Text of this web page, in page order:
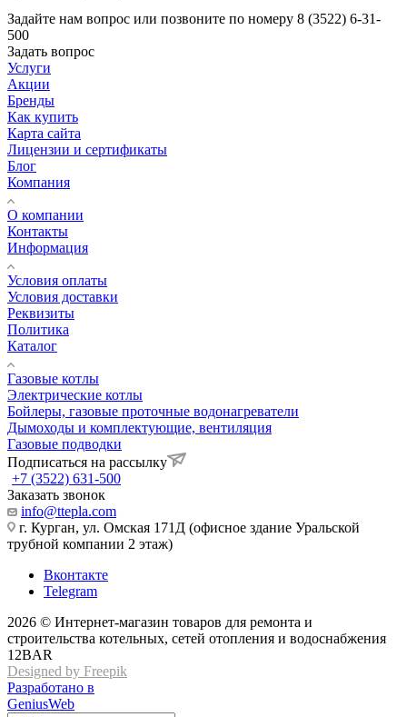
Задайте нам вопрос или позвоните по номеру 8 (3522) 6-31-
500
Задать вопрос
Услуги
Акции
Бренды
Как купить
Карта сайта
Лицензии и сертификаты
Блог
Компания
О компании
Контакты
Информация
Условия оплаты
Условия доставки
Реквизиты
Политика
Каталог
Газовые котлы
Электрические котлы
Бойлеры, газовые проточные водонагреватели
Дымоходы и комплектующие, вентиляция
Газовые подводки
Подписаться на рассылку
+7 (3522) 631-500
Заказать звонок
info@ttepla.com
г. Курган, ул. Омская 171Д (офисное здание Уральской
трубной компании 2 этаж)
Вконтакте
Telegram
2026 © Интернет-магазин товаров для ремонта и
строительства котельных, сетей отопления и водоснабжения
12BAR
Designed by Freepik
Разработано в
GeniusWeb